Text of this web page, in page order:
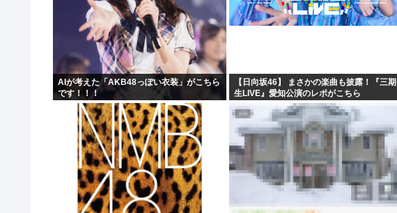
AIが考えた「AKB48っぽい衣装」がこちら
です！！！
【日向坂46】 まさかの楽曲も披露！『三期
生LIVE』愛知公演のレポがこちら